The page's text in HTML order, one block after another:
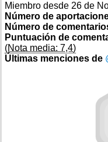
Miembro desde 26 de
Número de
Número de
Puntuación de
(Nota media: 7,4)
Últimas menciones de